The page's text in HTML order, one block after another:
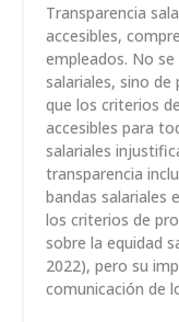
Transparencia
accesibles,
empleados. No
salariales, sino de
que los criterios
accesibles para
salariales
transparencia
bandas salariales
los criterios de
sobre la equidad
2022), pero su
comunicación de